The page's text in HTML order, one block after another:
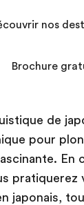
de
pour
En
pratiquerez
japonais,
nos
Brochure